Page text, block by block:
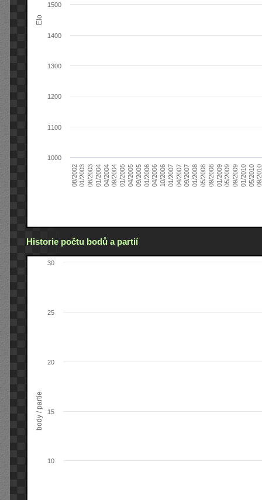
Elo
08/200201/200308/200301/200404/200409/200401/200504/200509/200501/200604/200610/200601/200704/200709/200701/200805/200809/200801/200905/200909/200901/201005/201009/
1000
1100
1200
1300
1400
1500
Historie počtu bodů a partií
body / partie
10
15
20
25
30